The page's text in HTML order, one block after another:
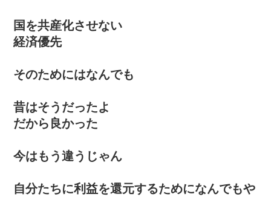
国を共産化させない
経済優先
そのためにはなんでも
昔はそうだったよ
だから良かった
今はもう違うじゃん
自分たちに利益を還元するためになんでもや